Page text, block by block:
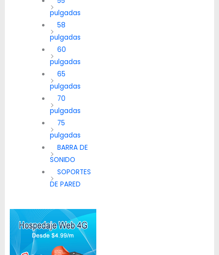
pulgadas
58
pulgadas
60
pulgadas
65
pulgadas
70
pulgadas
75
pulgadas
BARRA DE
SONIDO
SOPORTES
DE PARED